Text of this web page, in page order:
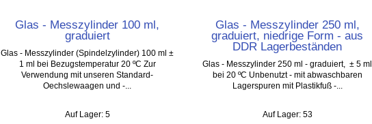
Glas - Messzylinder 100 ml,
graduiert
Glas - Messzylinder (Spindelzylinder) 100 ml ±
1 ml bei Bezugstemperatur 20 ºC Zur
Verwendung mit unseren Standard-
Oechslewaagen und -...
Auf Lager: 5
Glas - Messzylinder 250 ml,
graduiert, niedrige Form - aus
DDR Lagerbeständen
Glas - Messzylinder 250 ml - graduiert, ± 5 ml
bei 20 ºC Unbenutzt - mit abwaschbaren
Lagerspuren mit Plastikfuß -...
Auf Lager: 53